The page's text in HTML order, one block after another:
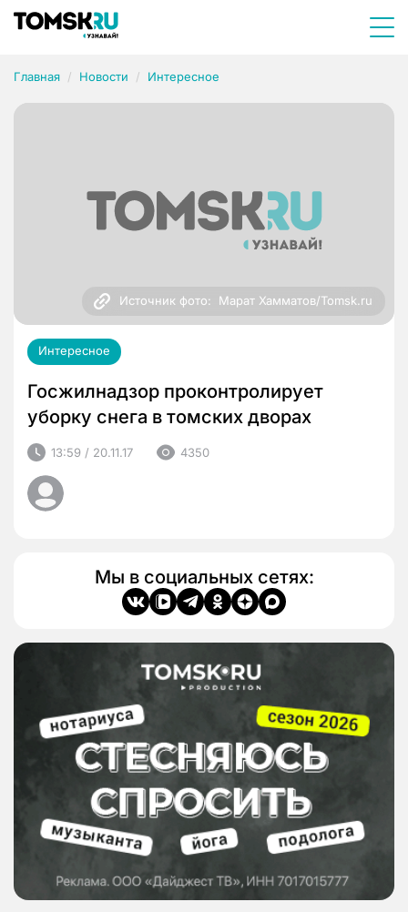
Главная Новости Интересное
Источник фото:  Марат Хамматов/Tomsk.ru
Интересное
Госжилнадзор проконтролирует
уборку снега в томских дворах
13:59 / 20.11.17 4350
Мы в социальных сетях: